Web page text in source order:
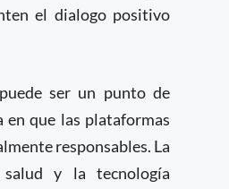
el dialogo positivo
ser un punto de
que las plataformas
responsables. La
y la tecnología